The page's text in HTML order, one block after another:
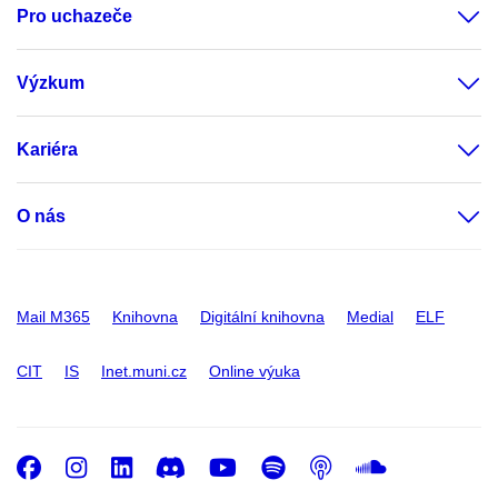
Pro uchazeče
Výzkum
Kariéra
O nás
Mail M365 Knihovna Digitální knihovna Medial ELF
CIT IS Inet.muni.cz Online výuka
Facebook
Instagram
LinkedIn
DiscordYoutube
Spotify
Podcast